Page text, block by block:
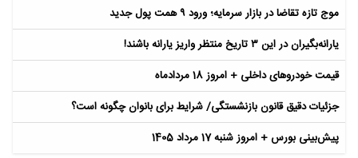
موج تازه تقاضا در بازار سرمایه؛ ورود ۹ همت پول جدید
یارانه‌بگیران در این ۳ تاریخ منتظر واریز یارانه باشند!
قیمت خودروهای داخلی + امروز 18 مردادماه
جزئیات دقیق قانون بازنشستگی/ شرایط برای بانوان چگونه است؟
پیش‌بینی بورس + امروز شنبه 17 مرداد 1405